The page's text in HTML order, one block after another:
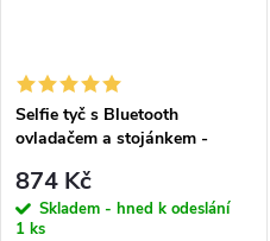
Selfie tyč s Bluetooth
ovladačem a stojánkem -
Stick Tripod Black
874 Kč
Skladem - hned k odeslání
1 ks